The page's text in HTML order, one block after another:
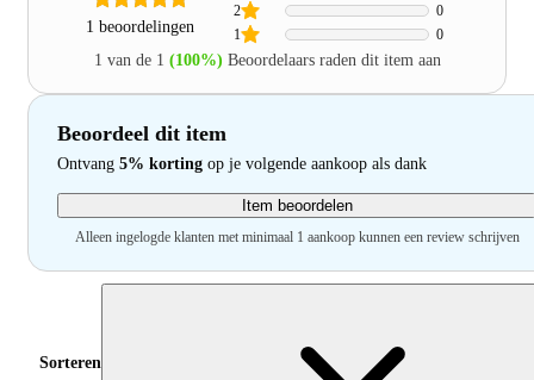
1 beoordelingen 1 0
2 0
1 van de 1 (100%) Beoordelaars raden dit item aan
Beoordeel dit item
Ontvang 5% korting op je volgende aankoop als dank
Item beoordelen
Alleen ingelogde klanten met minimaal 1 aankoop kunnen een review schrijven
Sorteren